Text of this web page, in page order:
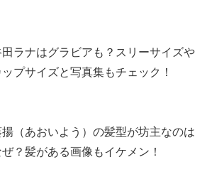
なのかもしれませんね！
LINEグループがあったり、兄である
父さんいついてツイートされていると
田ラナはグラビアも？スリーサイズや
ップサイズと写真集もチェック！
揚（あおいよう）の髪型が坊主なのは
ぜ？髪がある画像もイケメン！